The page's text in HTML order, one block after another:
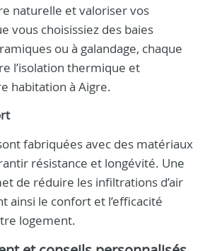
naturelle et valoriser vos
vous choisissiez des baies
ou à galandage, chaque
l’isolation thermique et
habitation à Aigre.
fabriquées avec des matériaux
résistance et longévité. Une
de réduire les infiltrations d’air
ainsi le confort et l’efficacité
logement.